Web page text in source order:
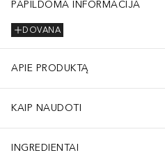
PAPILDOMA INFORMACIJA
DOVANA
APIE PRODUKTĄ
KAIP NAUDOTI
INGREDIENTAI